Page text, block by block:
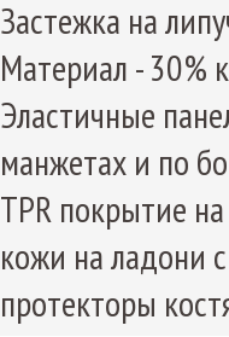
Застежка на
Материал - 30%
Эластичные
манжетах и по
TPR покрытие
кожи на ладони
протекторы